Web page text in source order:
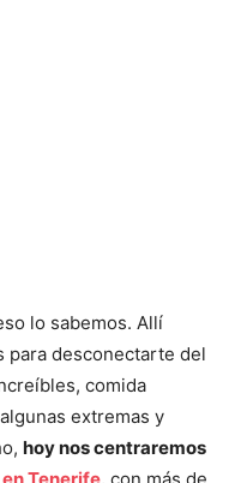
lo sabemos. Allí
para desconectarte del
comida
extremas y
hoy nos centraremos